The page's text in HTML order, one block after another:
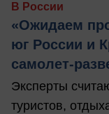
В России
«Ожидаем
юг России и
самолет-
Эксперты
туристов,